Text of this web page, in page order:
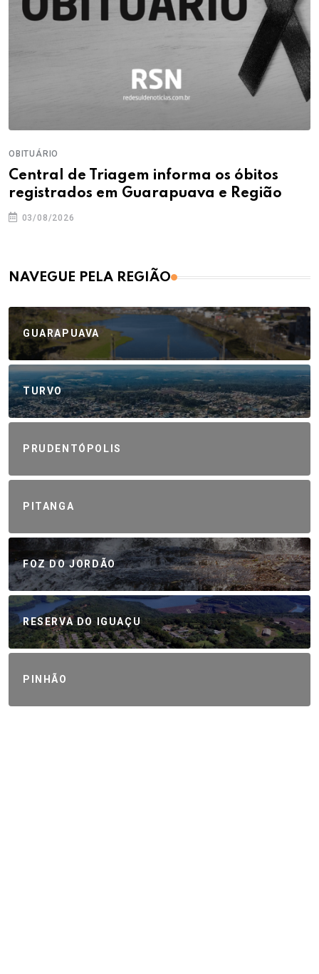
OBITUÁRIO
Central de Triagem informa os óbitos
registrados em Guarapuava e Região
03/08/2026
NAVEGUE PELA REGIÃO
GUARAPUAVA
TURVO
PRUDENTÓPOLIS
PITANGA
FOZ DO JORDÃO
RESERVA DO IGUAÇU
PINHÃO